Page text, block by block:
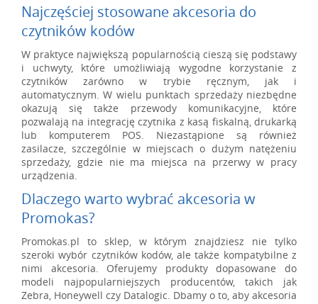
Najczęściej stosowane akcesoria do
czytników kodów
W praktyce największą popularnością cieszą się podstawy
i uchwyty, które umożliwiają wygodne korzystanie z
czytników zarówno w trybie ręcznym, jak i
automatycznym. W wielu punktach sprzedaży niezbędne
okazują się także przewody komunikacyjne, które
pozwalają na integrację czytnika z kasą fiskalną, drukarką
lub komputerem POS. Niezastąpione są również
zasilacze, szczególnie w miejscach o dużym natężeniu
sprzedaży, gdzie nie ma miejsca na przerwy w pracy
urządzenia.
Dlaczego warto wybrać akcesoria w
Promokas?
Promokas.pl to sklep, w którym znajdziesz nie tylko
szeroki wybór czytników kodów, ale także kompatybilne z
nimi akcesoria. Oferujemy produkty dopasowane do
modeli najpopularniejszych producentów, takich jak
Zebra, Honeywell czy Datalogic. Dbamy o to, aby akcesoria